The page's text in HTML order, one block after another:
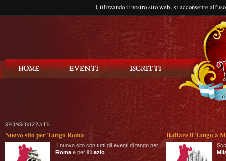
Utilizzando il nostro sito web, si acconsente
SPONSORIZZATE
Nuovo sito per Tango Roma
Il nuovo sito con tutti gli eventi di tango per
Roma e per il Lazio
Ballare il Tango a